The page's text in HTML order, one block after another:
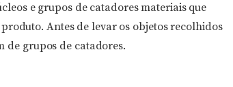
e grupos de catadores materiais que
Antes de levar os objetos recolhidos
de grupos de catadores.